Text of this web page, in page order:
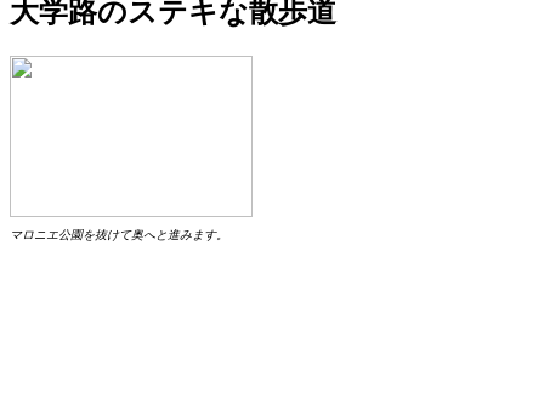
大学路のステキな散歩道
マロニエ公園を抜けて奥へと進みます。